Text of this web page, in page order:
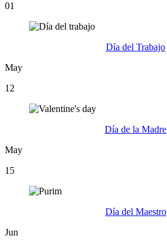
01
Día del Trabajo
May
12
Día de la Madre
May
15
Día del Maestro
Jun